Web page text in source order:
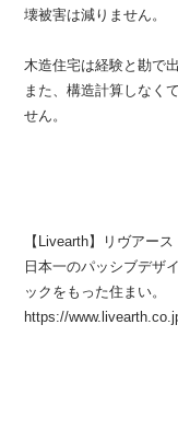
壊被害は減りません。
木造住宅は経験と勘で
また、構造計算しなく
せん。
【Livearth】リヴアース
日本一のパッシブデザ
ックをもった住まい。
https://